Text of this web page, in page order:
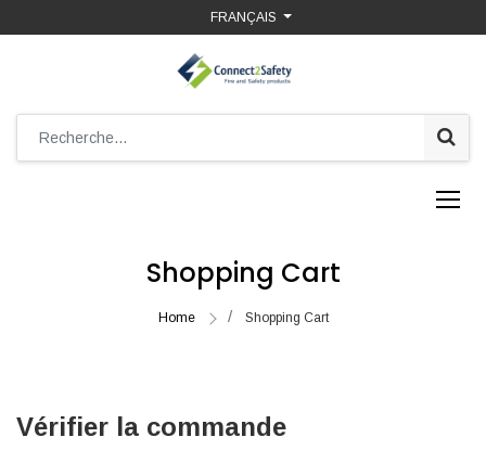
FRANÇAIS
Shopping Cart
Home Shopping Cart
Vérifier la commande